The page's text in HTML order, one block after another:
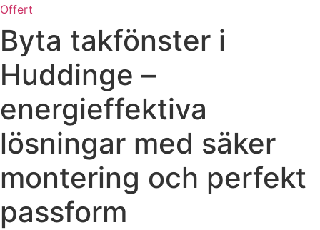
Offert
Byta takfönster i
Huddinge –
energieffektiva
lösningar med säker
montering och perfekt
passform